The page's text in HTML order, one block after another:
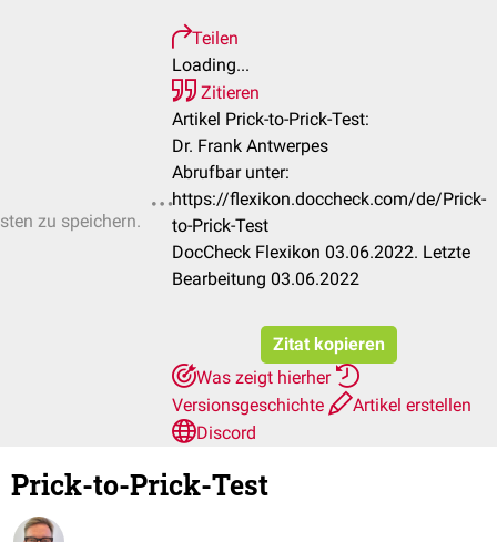
zu speichern.
Teilen
Loading...
Zitieren
Artikel Prick-to-Prick-Test:
Dr. Frank Antwerpes
Abrufbar unter:
https://flexikon.doccheck.com/de/Prick-
to-Prick-Test
DocCheck Flexikon 03.06.2022. Letzte
Bearbeitung 03.06.2022
Zitat kopieren
Was zeigt hierher
Versionsgeschichte
Artikel erstellen
Discord
Prick-to-Prick-Test